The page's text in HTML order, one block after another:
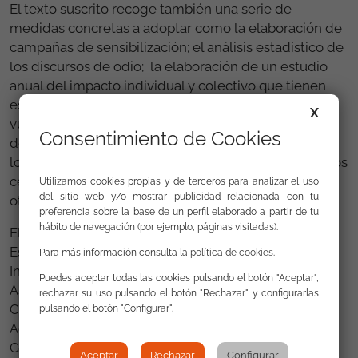
El texto suscrito recoge también una serie de
medidas concretas a adoptar como la elaboración de
campañas de sensibilización; el análisis estadístico de
los discursos de odio; la elaboración de un estudio
anual del impacto individual y colectivo que tienen
estos mensajes en las personas en situaciones de
vulnerabilidad o la formación en materia de discurso
de odio en los entornos laborales, al funcionariado, a
los Cuerpos y Fuerzas de Seguridad del Estado, en los
centros educativos y en el ámbito sanitario, entre
otras.
El Pacto Social ha sido firmado por la Federación
Estatal de Lesbianas, Gais, Trans, Bisexuales,
Intersexuales y más (FELGTBI+); Fundación Triángulo;
Asociación Chrysallis; Fundación ONCE; CERMI;
Cesida; el Consejo de la Juventud de España; Red
Acoge; CEAR; HOGAR SÍ; Fundación Secretariado
Gitano; CCOO y UGT. Estas organizaciones han
X
Consentimiento de Cookies
Utilizamos cookies propias y de terceros para analizar el uso
del sitio web y/o mostrar publicidad relacionada con tu
preferencia sobre la base de un perfil elaborado a partir de tu
hábito de navegación (por ejemplo, páginas visitadas).
Para más información consulta la política de cookies.
Puedes aceptar todas las cookies pulsando el botón "Aceptar",
rechazar su uso pulsando el botón "Rechazar" y configurarlas
pulsando el botón "Configurar".
Aceptar Rechazar Configurar